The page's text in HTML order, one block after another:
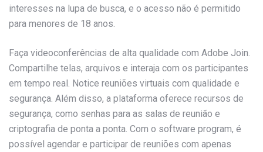
interesses na lupa de busca, e o acesso não é permitido
para menores de 18 anos.
Faça videoconferências de alta qualidade com Adobe Join.
Compartilhe telas, arquivos e interaja com os participantes
em tempo real. Notice reuniões virtuais com qualidade e
segurança. Além disso, a plataforma oferece recursos de
segurança, como senhas para as salas de reunião e
criptografia de ponta a ponta. Com o software program, é
possível agendar e participar de reuniões com apenas